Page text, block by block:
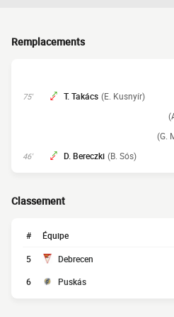
Remplacements
75' T. Takács (E. Kusnyír)
(G.
46' D. Bereczki (B. Sós)
Classement
# Équipe
5 Debrecen
6
Puskás